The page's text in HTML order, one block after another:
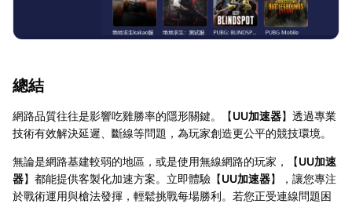
總結
網路品質往往是影響吃雞勝率的隱形關鍵。【UU加速器】透過專業
技術有效解決延遲、斷線等問題，為玩家創造更公平的競技環境。
無論是網路基建較弱的地區，或是使用無線網路的玩家，【UU加速
器】都能提供客製化加速方案。立即體驗【UU加速器】，讓您專注
於戰術運用與槍法發揮，輕鬆挑戰每場勝利。若您正受連線問題困